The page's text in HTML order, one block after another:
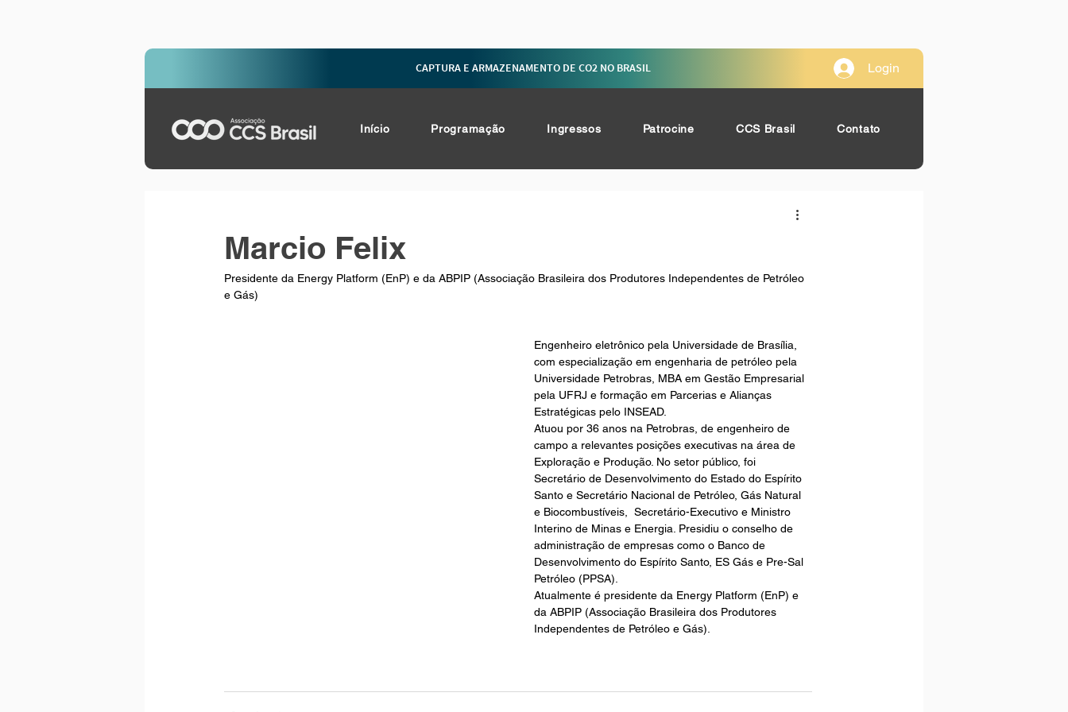
CAPTURA E ARMAZENAMENTO DE CO2 NO BRASIL Login
Início Programação Ingressos Patrocine CCS Brasil Contato
Marcio Felix
Presidente da Energy Platform (EnP) e da ABPIP (Associação Brasileira dos Produtores Independentes de Petróleo
e Gás)
Engenheiro eletrônico pela Universidade de Brasília,
com especialização em engenharia de petróleo pela
Universidade Petrobras, MBA em Gestão Empresarial
pela UFRJ e formação em Parcerias e Alianças
Estratégicas pelo INSEAD.
Atuou por 36 anos na Petrobras, de engenheiro de
campo a relevantes posições executivas na área de
Exploração e Produção. No setor público, foi
Secretário de Desenvolvimento do Estado do Espírito
Santo e Secretário Nacional de Petróleo, Gás Natural
e Biocombustíveis,  Secretário-Executivo e Ministro
Interino de Minas e Energia. Presidiu o conselho de
administração de empresas como o Banco de
Desenvolvimento do Espírito Santo, ES Gás e Pre-Sal
Petróleo (PPSA).
Atualmente é presidente da Energy Platform (EnP) e
da ABPIP (Associação Brasileira dos Produtores
Independentes de Petróleo e Gás).